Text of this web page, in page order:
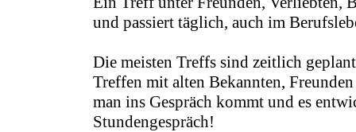
und passiert täglich, auch im
Die meisten Treffs sind zeitlich
Treffen mit alten Bekannten,
man ins Gespräch kommt und es
Stundengespräch!